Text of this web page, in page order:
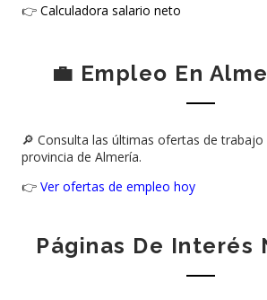
👉 Calculadora salario neto
💼 Empleo En
🔎 Consulta las últimas ofertas de trabajo
provincia de Almería.
👉 Ver ofertas de empleo hoy
Páginas De Interés